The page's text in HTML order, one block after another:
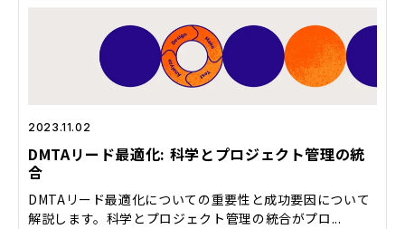
2023.11.02
DMTAリード最適化: 科学とプロジェクト管理の統
合
DMTAリード最適化についての重要性と成功要因について
解説します。科学とプロジェクト管理の統合がプロ...